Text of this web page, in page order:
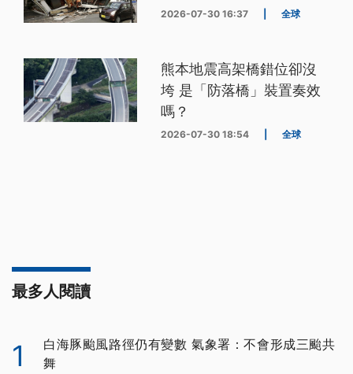
2026-07-30 16:37 全球
熊本地震高架橋錯位卻沒
垮 是「防落橋」裝置奏效
嗎？
2026-07-30 18:54 全球
最多人閱讀
1
白海豚颱風路徑仍有變數 氣象署：不會形成三颱共
舞